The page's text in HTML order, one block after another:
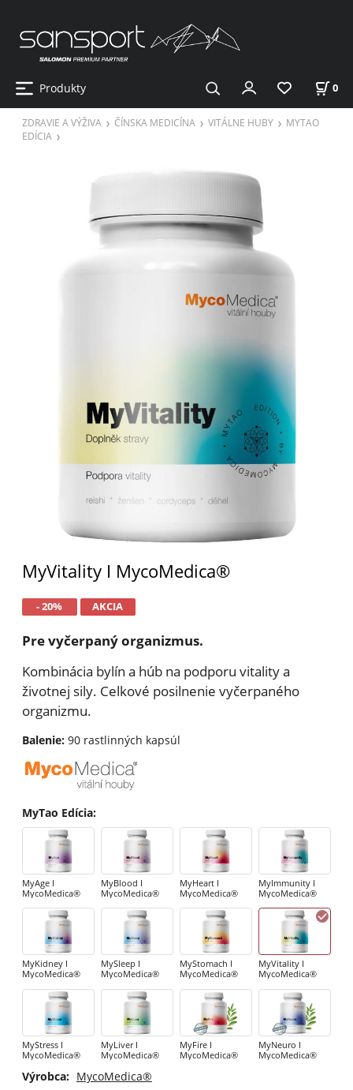
Produkty 0
ZDRAVIE A VÝŽIVA ČÍNSKA MEDICÍNA VITÁLNE HUBY
MYTAO
EDÍCIA
MyVitality I MycoMedica®
- 20% AKCIA
Pre vyčerpaný organizmus.
Kombinácia bylín a húb na podporu vitality a
životnej sily. Celkové posilnenie vyčerpaného
organizmu.
Balenie:90 rastlinných kapsúl
MyTao Edícia:
MyAge I
MycoMedica®
MyBlood I
MycoMedica®
MyHeart I
MycoMedica®
MyImmunity I
MycoMedica®
MyKidney I
MycoMedica®
MySleep I
MycoMedica®
MyStomach I
MycoMedica®
MyVitality I
MycoMedica®
MyStress I
MycoMedica®
MyLiver I
MycoMedica®
MyFire I
MycoMedica®
MyNeuro I
MycoMedica®
Výrobca: MycoMedica®